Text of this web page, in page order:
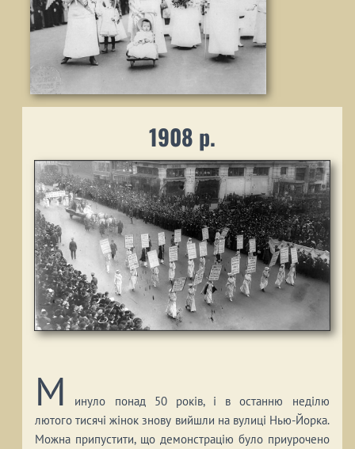
1908 р.
М
инуло понад 50 років, і в останню неділю
лютого тисячі жінок знову вийшли на вулиці Нью-Йорка.
Можна припустити, що демонстрацію було приурочено